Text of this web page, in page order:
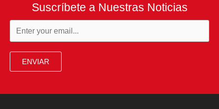
Suscríbete a Nuestras Noticias
ENVIAR